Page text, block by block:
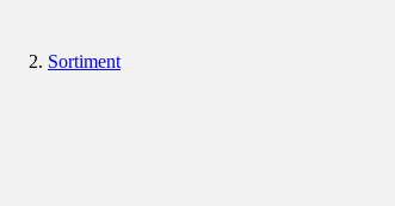
Sortiment